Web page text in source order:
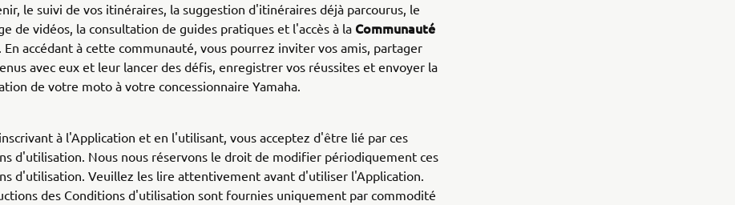
le suivi de vos itinéraires, la suggestion d'itinéraires déjà parcourus, le
de vidéos, la consultation de guides pratiques et l'accès à la Communauté
. En accédant à cette communauté, vous pourrez inviter vos amis, partager
avec eux et leur lancer des défis, enregistrer vos réussites et envoyer la
de votre moto à votre concessionnaire Yamaha.
à l'Application et en l'utilisant, vous acceptez d'être lié par ces
d'utilisation. Nous nous réservons le droit de modifier périodiquement ces
d'utilisation. Veuillez les lire attentivement avant d'utiliser l'Application.
des Conditions d'utilisation sont fournies uniquement par commodité